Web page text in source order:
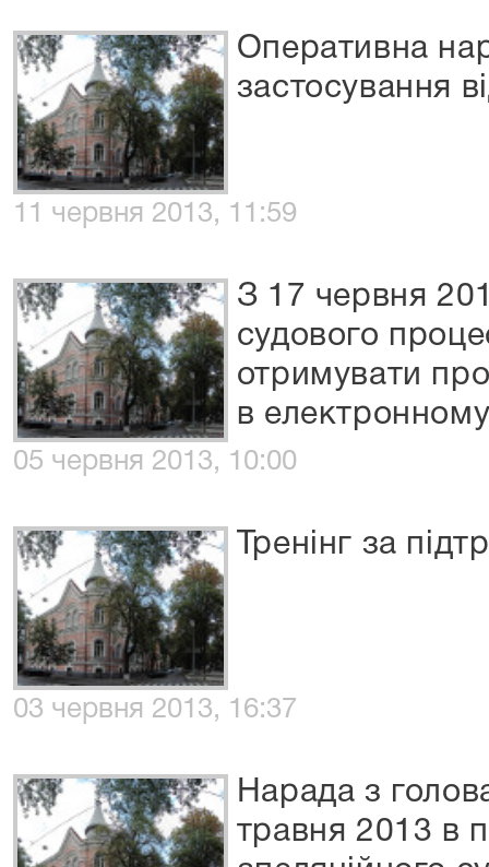
Оперативна
застосування
11 червня 2013, 11:59
З 17 червня
судового
отримувати
в електронному
05 червня 2013, 10:00
Тренінг за
03 червня 2013, 16:37
Нарада з
травня 2013 в